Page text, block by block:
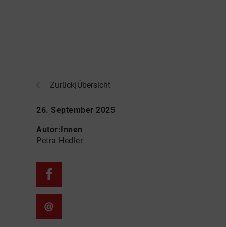
Zurück|Übersicht
26. September 2025
Autor:Innen
Petra Hedler